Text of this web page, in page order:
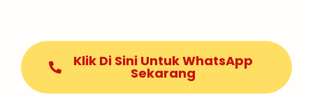
Klik Di Sini Untuk WhatsApp
Sekarang